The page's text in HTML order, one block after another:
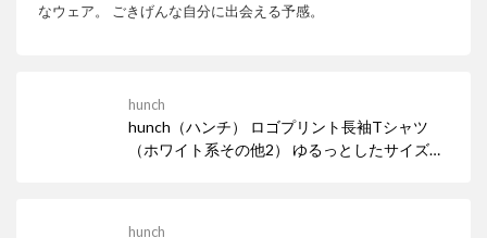
なウェア。 ごきげんな自分に出会える予感。
hunch
hunch（ハンチ） ロゴプリント長袖Tシャツ
（ホワイト系その他2） ゆるっとしたサイズ感
hunch